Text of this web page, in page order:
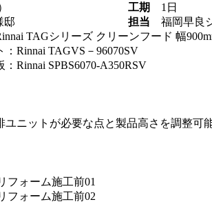
工期
1日
邸 担当 福岡早良
TAGシリーズ クリーンフード 幅
：Rinnai TAGVS－96070SV
Rinnai SPBS6070-A350RSV
ニットが必要な点と製品高さを調整可